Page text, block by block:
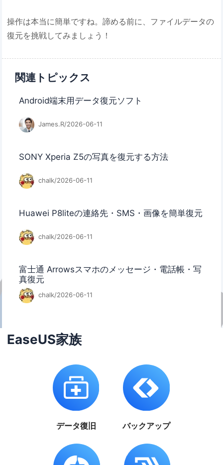
操作は本当に簡単ですね。諦める前に、ファイルデータの
復元を挑戦してみましょう！
関連トピックス
Android端末用データ復元ソフト
James.R/2026-06-11
SONY Xperia Z5の写真を復元する方法
chalk/2026-06-11
Huawei P8liteの連絡先・SMS・画像を簡単復元
chalk/2026-06-11
富士通 Arrowsスマホのメッセージ・電話帳・写
真復元
chalk/2026-06-11
EaseUS家族
データ復旧 バックアップ